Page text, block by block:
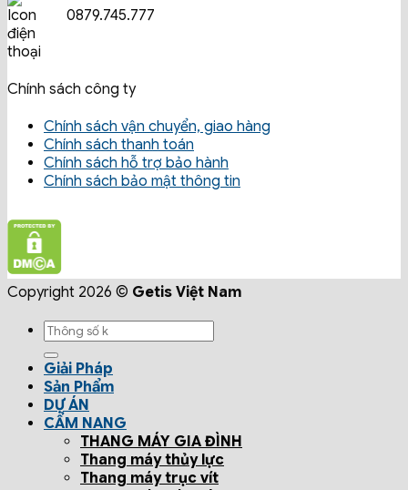
0879.745.777
Chính sách công ty
Chính sách vận chuyển, giao hàng
Chính sách thanh toán
Chính sách hỗ trợ bảo hành
Chính sách bảo mật thông tin
Copyright 2026 © Getis Việt Nam
Giải Pháp
Sản Phẩm
DỰ ÁN
CẨM NANG
THANG MÁY GIA ĐÌNH
Thang máy thủy lực
Thang máy trục vít